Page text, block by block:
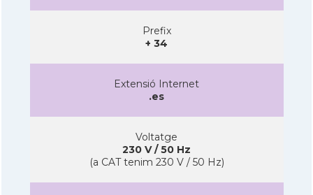
Prefix
+ 34
Extensió Internet
.es
Voltatge
230 V / 50 Hz
(a CAT tenim 230 V / 50 Hz)